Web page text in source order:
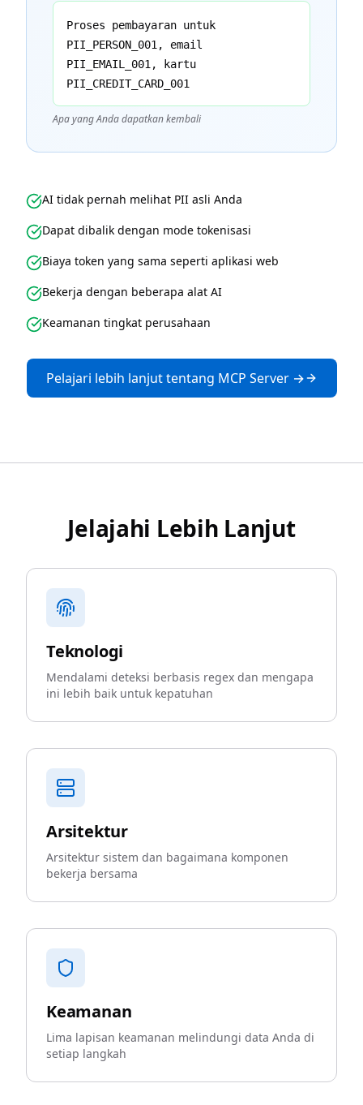
Proses pembayaran untuk
PII_PERSON_001, email
PII_EMAIL_001, kartu
PII_CREDIT_CARD_001
Apa yang Anda dapatkan kembali
AI tidak pernah melihat PII asli Anda
Dapat dibalik dengan mode tokenisasi
Biaya token yang sama seperti aplikasi web
Bekerja dengan beberapa alat AI
Keamanan tingkat perusahaan
Pelajari lebih lanjut tentang MCP Server →
Jelajahi Lebih Lanjut
Teknologi
Mendalami deteksi berbasis regex dan mengapa
ini lebih baik untuk kepatuhan
Arsitektur
Arsitektur sistem dan bagaimana komponen
bekerja bersama
Keamanan
Lima lapisan keamanan melindungi data Anda di
setiap langkah